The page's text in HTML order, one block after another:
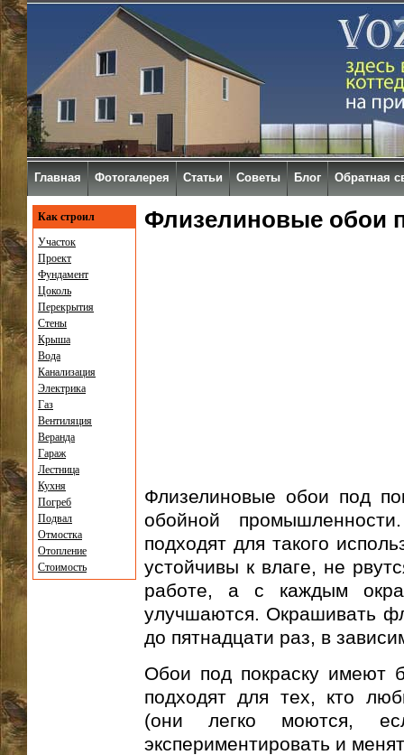
Флизелиновые обои
Флизелиновые обои под
обойной
подходят для такого
устойчивы к влаге, не
работе, а с каждым
улучшаются. Окрашивать
до пятнадцати раз, в
Обои под покраску имеют
подходят для тех, кто
(они легко моются,
экспериментировать и
Как строил
Участок
Проект
Фундамент
Цоколь
Перекрытия
Стены
Крыша
Вода
Канализация
Электрика
Газ
Вентиляция
Веранда
Гараж
Лестница
Кухня
Погреб
Подвал
Отмостка
Отопление
Стоимость
Главная Фотогалерея Статьи Советы Блог Обратная